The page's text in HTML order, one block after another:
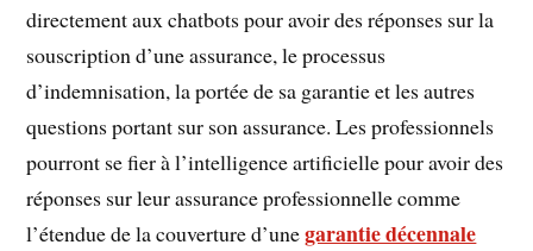
directement aux chatbots pour avoir des réponses sur la
souscription d’une assurance, le processus
d’indemnisation, la portée de sa garantie et les autres
questions portant sur son assurance. Les professionnels
pourront se fier à l’intelligence artificielle pour avoir des
réponses sur leur assurance professionnelle comme
l’étendue de la couverture d’unegarantie décennale